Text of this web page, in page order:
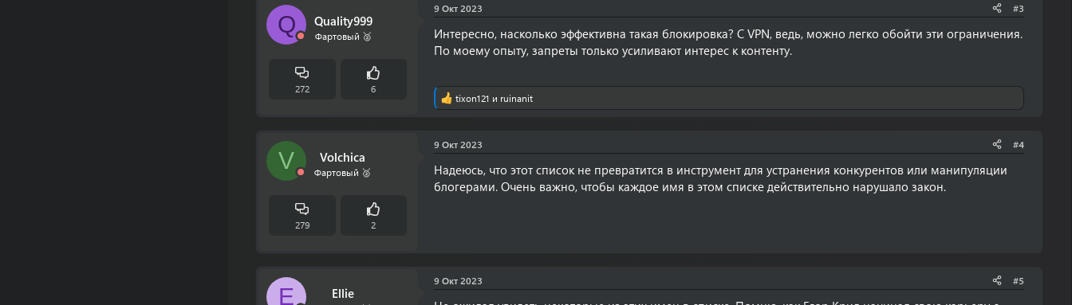
Q Quality999
Фартовый 🥈
272 6
9 Окт 2023 #3
Интересно, насколько эффективна такая блокировка? С VPN, ведь, можно легко обойти эти ограничения.
По моему опыту, запреты только усиливают интерес к контенту.
Р
к
ц
и
:
tixon121 и ruinanit
V Volchica
Фартовый 🥈
279 2
9 Окт 2023 #4
Надеюсь, что этот список не превратится в инструмент для устранения конкурентов или манипуляции
блогерами. Очень важно, чтобы каждое имя в этом списке действительно нарушало закон.
E Ellie
9 Окт 2023 #5